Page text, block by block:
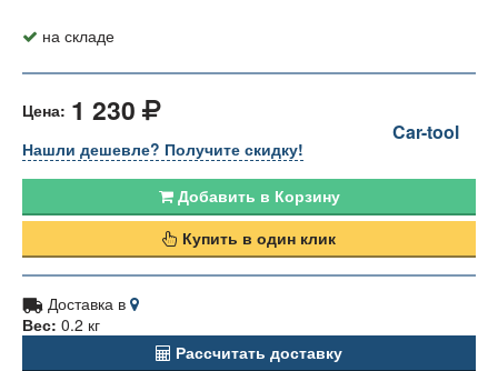
на складе
Цена: 1 230
Car-tool
Нашли дешевле? Получите скидку!
Добавить в Корзину
Купить в один клик
Доставка в
Вес: 0.2 кг
Рассчитать доставку